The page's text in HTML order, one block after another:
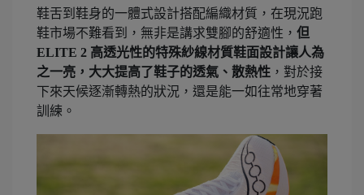
鞋舌到鞋身的一體式設計搭配編織材質，在現況跑
鞋市場不難看到，無非是講求雙腳的舒適性， 但
ELITE 2 高透光性的特殊紗線材質鞋面設計讓人為
之一亮，大大提高了鞋子的透氣、散熱性 ，對於接
下來天候逐漸轉熱的狀況，還是能一如往常地穿著
訓練。